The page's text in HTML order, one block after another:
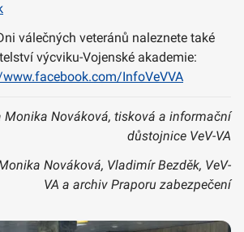
válečných veteránů naleznete také
výcviku-Vojenské akademie:
InfoVeVVA
Monika Nováková, tisková a informační
důstojnice VeV-VA
Nováková, Vladimír Bezděk, VeV-
VA a archiv Praporu zabezpečení